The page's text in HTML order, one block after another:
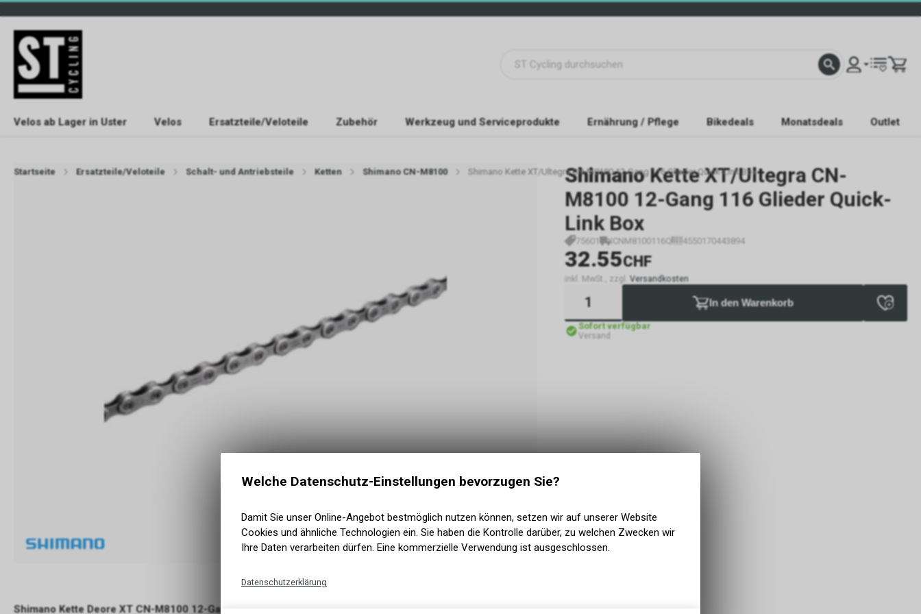
Velos ab Lager in Uster Velos Ersatzteile/Veloteile Zubehör Werkzeug und Serviceprodukte Ernährung / Pflege Bikedeals Monatsdeals Outlet
Startseite Ersatzteile/Veloteile Schalt- und Antriebsteile Ketten Shimano CN-M8100 Shimano Kette XT/Ultegra CN-M8100 12-Gang 116 Glieder Quick-Link Box
Shimano Kette XT/Ultegra CN-
M8100 12-Gang 116 Glieder Quick-
Link Box
75601 ICNM8100116Q 4550170443894
32.55CHF
inkl. MwSt., zzgl. Versandkosten
In den Warenkorb
Sofort verfügbar
Versand
Shimano Kette Deore XT CN-M8100 12-Gang
Welche Datenschutz-Einstellungen bevorzugen Sie?
Damit Sie unser Online-Angebot bestmöglich nutzen können, setzen wir auf unserer Website
Cookies und ähnliche Technologien ein. Sie haben die Kontrolle darüber, zu welchen Zwecken wir
Ihre Daten verarbeiten dürfen. Eine kommerzielle Verwendung ist ausgeschlossen.
Datenschutzerklärung